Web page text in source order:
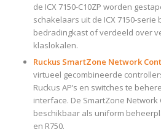
de ICX 7150-C10ZP worden
schakelaars uit de ICX 7150-
bedradingkast of verdeeld over
klaslokalen.
Ruckus SmartZone Network
virtueel gecombineerde
Ruckus AP’s en switches te
interface. De SmartZone Network
beschikbaar als uniform
en R750.